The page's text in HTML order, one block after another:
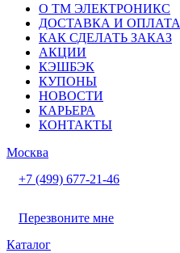
О ТМ ЭЛЕКТРОНИКС
ДОСТАВКА И ОПЛАТА
КАК СДЕЛАТЬ ЗАКАЗ
АКЦИИ
КЭШБЭК
КУПОНЫ
НОВОСТИ
КАРЬЕРА
КОНТАКТЫ
Москва
+7 (499) 677-21-46
Перезвоните мне
Каталог